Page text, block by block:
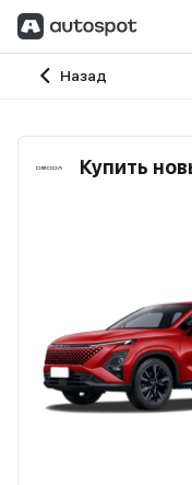
Назад
Главная
Купить